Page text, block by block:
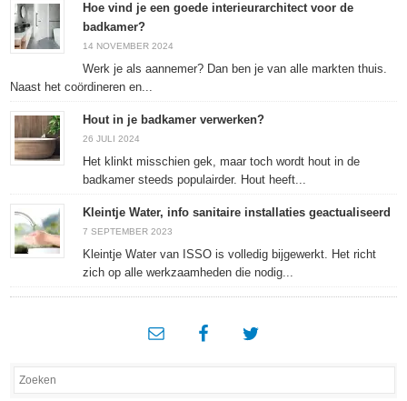
Hoe vind je een goede interieurarchitect voor de
badkamer?
14 NOVEMBER 2024
Werk je als aannemer? Dan ben je van alle markten thuis.
Naast het coördineren en...
Hout in je badkamer verwerken?
26 JULI 2024
Het klinkt misschien gek, maar toch wordt hout in de
badkamer steeds populairder. Hout heeft...
Kleintje Water, info sanitaire installaties geactualiseerd
7 SEPTEMBER 2023
Kleintje Water van ISSO is volledig bijgewerkt. Het richt
zich op alle werkzaamheden die nodig...